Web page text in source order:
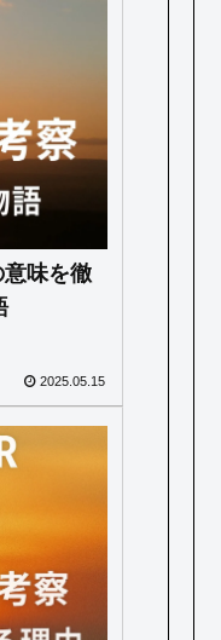
味を徹
2025.05.15